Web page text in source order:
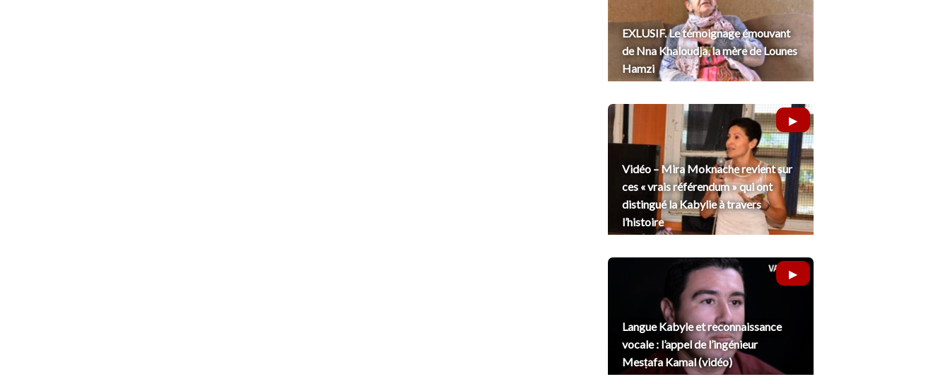
EXLUSIF. Le témoignage émouvant
de Nna Khaloudja, la mère de Lounes
Hamzi
Vidéo – Mira Moknache revient sur
ces « vrais référendum » qui ont
distingué la Kabylie à travers
l’histoire
Langue Kabyle et reconnaissance
vocale : l’appel de l’ingénieur
Mesṭafa Kamal (vidéo)